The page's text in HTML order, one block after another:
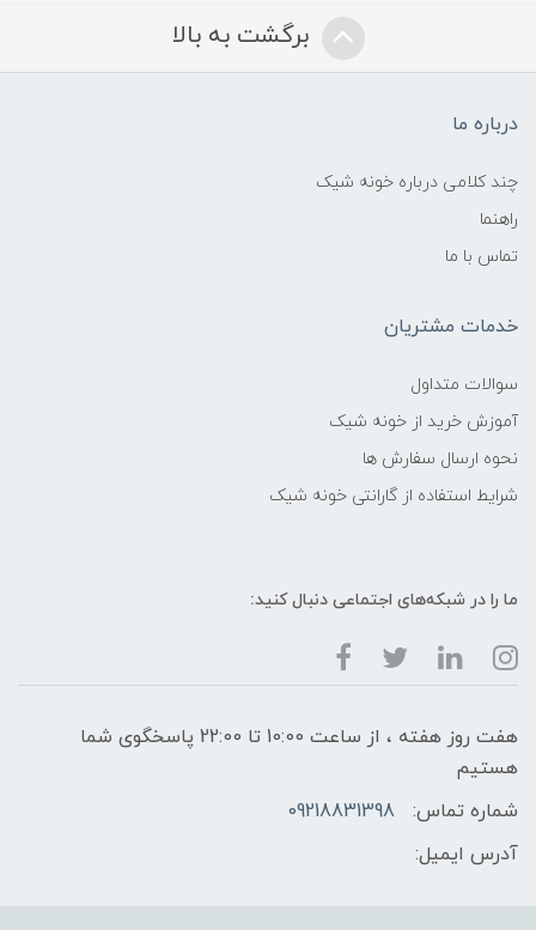
برگشت به بالا
درباره ما
چند کلامی درباره خونه شیک
راهنما
تماس با ما
خدمات مشتریان
سوالات متداول
آموزش خرید از خونه شیک
نحوه ارسال سفارش ها
شرایط استفاده از گارانتی خونه شیک
ما را در شبکه‌های اجتماعی دنبال کنید:
هفت روز هفته ، از ساعت 10:00 تا 22:00 پاسخگوی شما
هستیم
شماره تماس:
09218831398
آدرس ایمیل: